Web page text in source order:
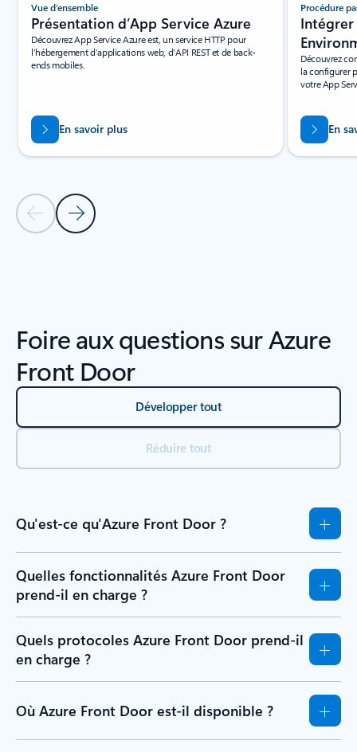
Diapositive précédente
Diapositive suivante
Vue d’ensemble
Présentation d’App Service Azure
Découvrez App Service Azure est, un service HTTP pour
l’hébergement d’applications web, d’API REST et de back-
ends mobiles.
En savoir plus
Procédure
Découvrez
la configurer
votre App
En
Foire aux questions sur Azure
Front Door
Développer tout
Réduire tout
Qu'est-ce qu'Azure Front Door ?
Quelles fonctionnalités Azure Front Door
prend-il en charge ?
Quels protocoles Azure Front Door prend-il
en charge ?
Où Azure Front Door est-il disponible ?